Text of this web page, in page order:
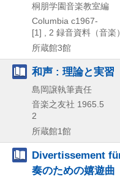
桐朋学園音楽教室編
Columbia c1967-
[1] , 2 録音資料（音楽
所蔵館3館
和声 : 理論と実習
島岡譲執筆責任
音楽之友社 1965.5
2
所蔵館1館
Divertissement
奏のための嬉遊曲